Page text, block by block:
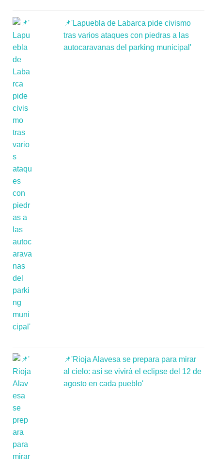
📌'Lapuebla de Labarca pide civismo
tras varios ataques con piedras a las
autocaravanas del parking municipal'
📌'Rioja Alavesa se prepara para mirar
al cielo: así se vivirá el eclipse del 12 de
agosto en cada pueblo'